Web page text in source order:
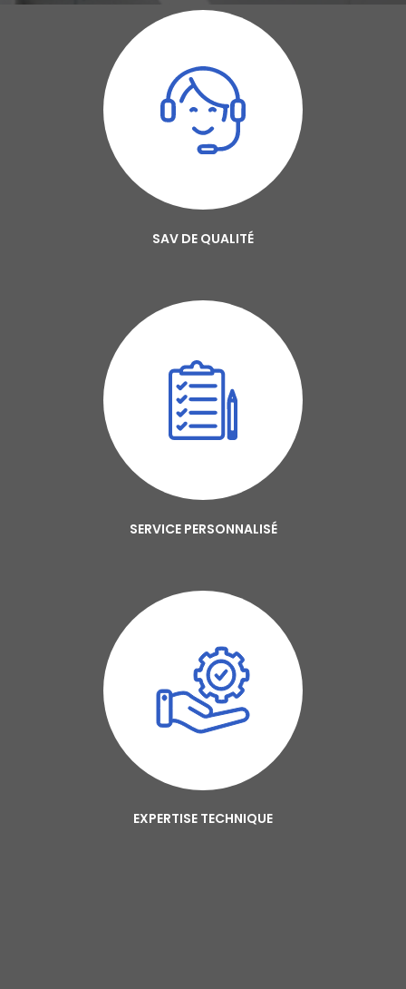
SAV DE QUALITÉ
SERVICE PERSONNALISÉ
EXPERTISE TECHNIQUE